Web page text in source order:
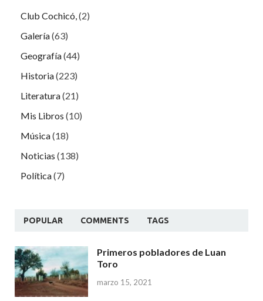
Club Cochicó, (2)
Galería(63)
Geografía(44)
Historia(223)
Literatura(21)
Mis Libros (10)
Música(18)
Noticias (138)
Política(7)
POPULAR COMMENTS TAGS
Primeros pobladores de Luan
Toro
marzo 15, 2021